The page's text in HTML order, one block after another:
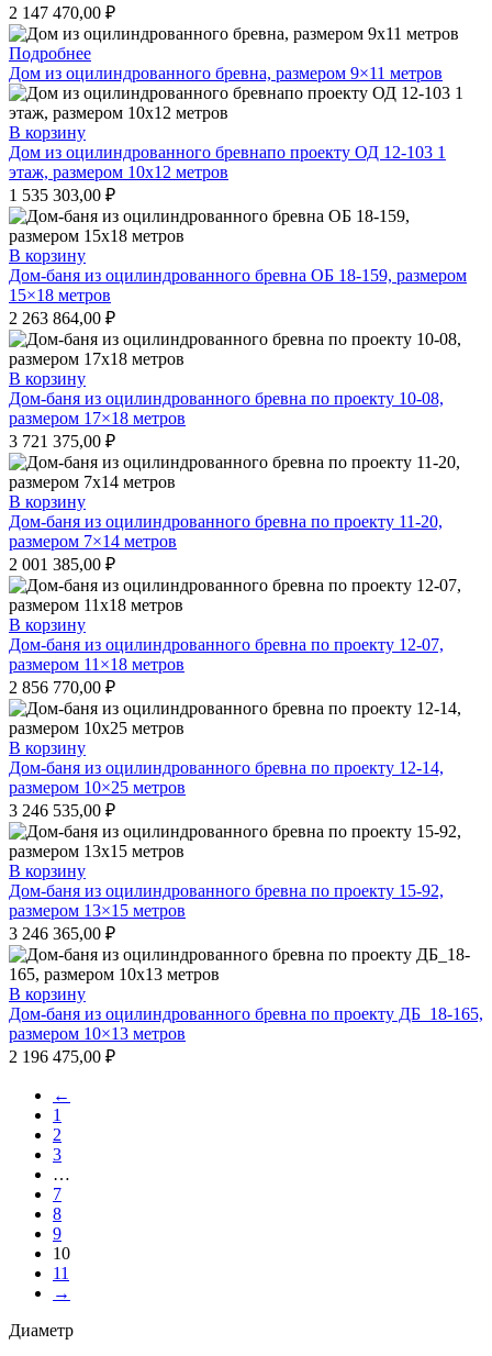
2 147 470,00 ₽
Подробнее
Дом из оцилиндрованного бревна, размером 9×11 метров
В корзину
Дом из оцилиндрованного бревнапо проекту ОД 12-103 1
этаж, размером 10х12 метров
1 535 303,00 ₽
В корзину
Дом-баня из оцилиндрованного бревна ОБ 18-159, размером
15×18 метров
2 263 864,00 ₽
В корзину
Дом-баня из оцилиндрованного бревна по проекту 10-08,
размером 17×18 метров
3 721 375,00 ₽
В корзину
Дом-баня из оцилиндрованного бревна по проекту 11-20,
размером 7×14 метров
2 001 385,00 ₽
В корзину
Дом-баня из оцилиндрованного бревна по проекту 12-07,
размером 11×18 метров
2 856 770,00 ₽
В корзину
Дом-баня из оцилиндрованного бревна по проекту 12-14,
размером 10×25 метров
3 246 535,00 ₽
В корзину
Дом-баня из оцилиндрованного бревна по проекту 15-92,
размером 13×15 метров
3 246 365,00 ₽
В корзину
Дом-баня из оцилиндрованного бревна по проекту ДБ_18-165,
размером 10×13 метров
2 196 475,00 ₽
←
1
2
3
…
7
8
9
10
11
→
Диаметр